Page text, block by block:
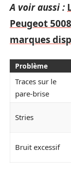
A voir aussi :
Peugeot
marques
Problème
Traces sur le
pare-brise
Stries
Bruit excessif